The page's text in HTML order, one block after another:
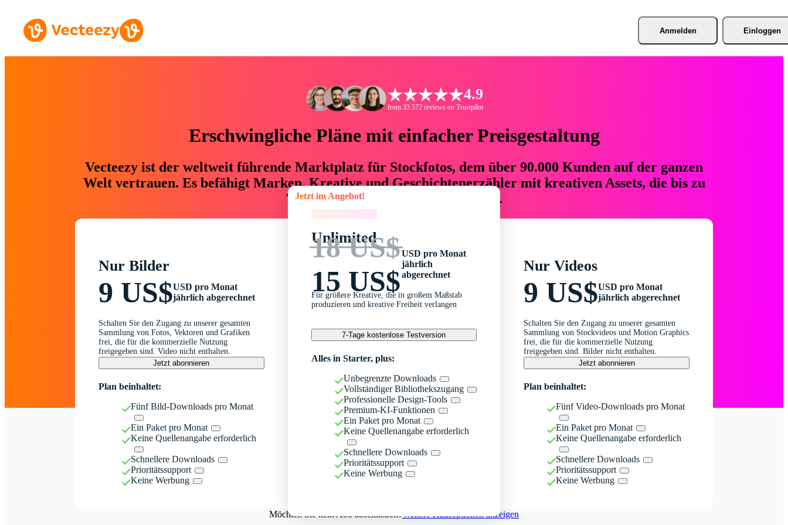
Anmelden Einloggen
4.9
from 33.572 reviews on Trustpilot
Erschwingliche Pläne mit einfacher Preisgestaltung
Vecteezy ist der weltweit führende Marktplatz für Stockfotos, dem über 90.000 Kunden auf der ganzen
Welt vertrauen. Es befähigt Marken, Kreative und Geschichtenerzähler mit kreativen Assets, die bis zu
76 % an Zeit und Budget einsparen.
Nur Bilder
9 US$USD pro Monat
jährlich abgerechnet
Schalten Sie den Zugang zu unserer gesamten
Sammlung von Fotos, Vektoren und Grafiken
frei, die für die kommerzielle Nutzung
freigegeben sind. Video nicht enthalten.
Jetzt abonnieren
Plan beinhaltet:
Fünf Bild-Downloads pro Monat
Ein Paket pro Monat
Keine Quellenangabe erforderlich
Schnellere Downloads
Prioritätssupport
Keine Werbung
Jetzt im Angebot!
Unlimited
18 US$
15 US$
USD pro Monat
jährlich
abgerechnet
Für größere Kreative, die in großem Maßstab
produzieren und kreative Freiheit verlangen
7-Tage kostenlose Testversion
Alles in Starter, plus:
Unbegrenzte Downloads
Vollständiger Bibliothekszugang
Professionelle Design-Tools
Premium-KI-Funktionen
Ein Paket pro Monat
Keine Quellenangabe erforderlich
Schnellere Downloads
Prioritätssupport
Keine Werbung
Nur Videos
9 US$USD pro Monat
jährlich abgerechnet
Schalten Sie den Zugang zu unserer gesamten
Sammlung von Stockvideos und Motion Graphics
frei, die für die kommerzielle Nutzung
freigegeben sind. Bilder nicht enthalten.
Jetzt abonnieren
Plan beinhaltet:
Fünf Video-Downloads pro Monat
Ein Paket pro Monat
Keine Quellenangabe erforderlich
Schnellere Downloads
Prioritätssupport
Keine Werbung
Möchten Sie kein Abo abschließen?Weitere Kaufoptionen anzeigen